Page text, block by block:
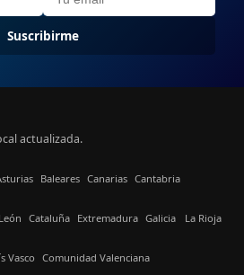
Suscribirme
actualizada.
Baleares Canarias Cantabria
Cataluña Extremadura Galicia La Rioja
Vasco Comunidad Valenciana